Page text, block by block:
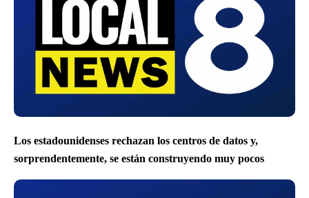
Los estadounidenses rechazan los centros de datos y,
sorprendentemente, se están construyendo muy pocos